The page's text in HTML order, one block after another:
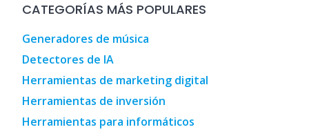
CATEGORÍAS MÁS POPULARES
Generadores de música
Detectores de IA
Herramientas de marketing digital
Herramientas de inversión
Herramientas para informáticos